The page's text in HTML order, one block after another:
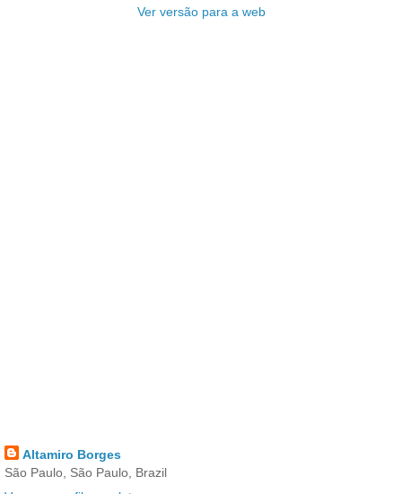
Ver versão para a web
Altamiro Borges
São Paulo, São Paulo, Brazil